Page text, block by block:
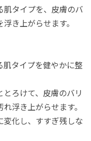
タイプを、皮膚のバ
き上がらせます。
タイプを健やかに整
ろけて、皮膚のバリ
浮き上がらせます。
化し、すすぎ残しな